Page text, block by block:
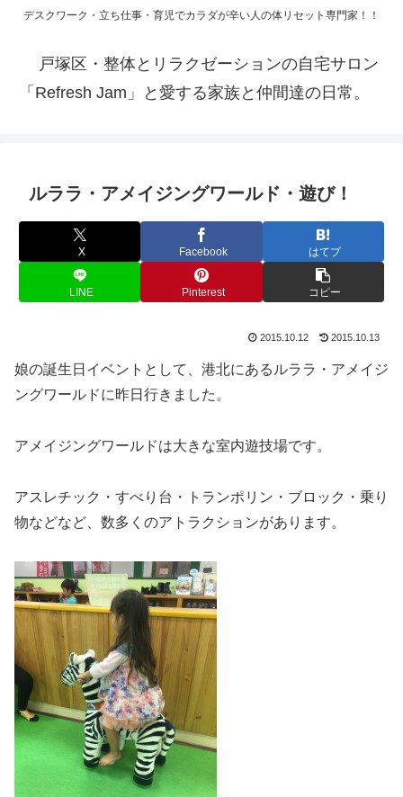
デスクワーク・立ち仕事・育児でカラダが辛い人の体リセット専門家！！
戸塚区・整体とリラクゼーションの自宅サロン
「Refresh Jam」と愛する家族と仲間達の日常。
ルララ・アメイジングワールド・遊び！
X Facebook はてブ
LINE Pinterest コピー
2015.10.12 2015.10.13
娘の誕生日イベントとして、港北にあるルララ・アメイジ
ングワールドに昨日行きました。
アメイジングワールドは大きな室内遊技場です。
アスレチック・すべり台・トランポリン・ブロック・乗り
物などなど、数多くのアトラクションがあります。